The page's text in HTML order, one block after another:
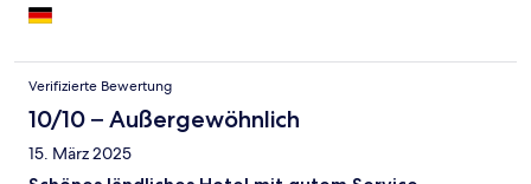
Verifizierte Bewertung
10/10 – Außergewöhnlich
15. März 2025